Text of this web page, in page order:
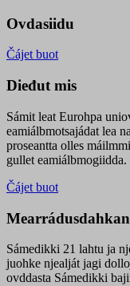
Ovdasiidu
Čájet buot
Dieđut mis
Sámit leat Eurohpa
eamiálbmotsajádat lea
proseantta olles
gullet
Čájet buot
Mearrádusdahkan
Sámedikki 21 lahtu ja
juohke njealját jagi
ovddasta Sámedikki